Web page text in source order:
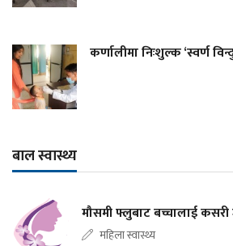
कर्णालीमा निःशुल्क ‘स्वर्ण
बाल स्वास्थ्य
मौसमी फ्लुबाट बच्चालाई
महिला स्वास्थ्य